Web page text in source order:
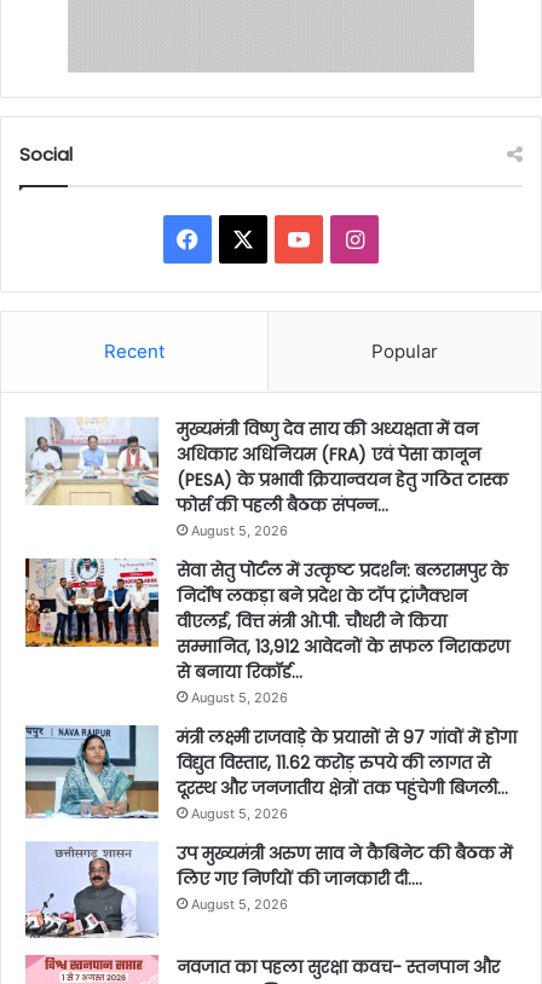
Social
Facebook YouTubeInstagram
Recent Popular
मुख्यमंत्री विष्णु देव साय की अध्यक्षता में वन
अधिकार अधिनियम (FRA) एवं पेसा कानून
(PESA) के प्रभावी क्रियान्वयन हेतु गठित टास्क
फोर्स की पहली बैठक संपन्न…
August 5, 2026
सेवा सेतु पोर्टल में उत्कृष्ट प्रदर्शन: बलरामपुर के
निर्दोष लकड़ा बने प्रदेश के टॉप ट्रांजैक्शन
वीएलई, वित्त मंत्री ओ.पी. चौधरी ने किया
सम्मानित, 13,912 आवेदनों के सफल निराकरण
से बनाया रिकॉर्ड…
August 5, 2026
मंत्री लक्ष्मी राजवाड़े के प्रयासों से 97 गांवों में होगा
विद्युत विस्तार, 11.62 करोड़ रुपये की लागत से
दूरस्थ और जनजातीय क्षेत्रों तक पहुंचेगी बिजली…
August 5, 2026
उप मुख्यमंत्री अरुण साव ने कैबिनेट की बैठक में
लिए गए निर्णयों की जानकारी दी….
August 5, 2026
नवजात का पहला सुरक्षा कवच- स्तनपान और